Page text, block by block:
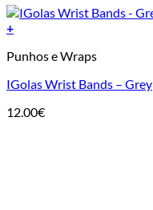
+
Punhos e Wraps
IGolas Wrist Bands – Grey
12.00€